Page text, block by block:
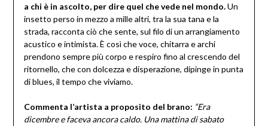
a chi è in ascolto, per dire quel che vede nel mondo.Un
insetto perso in mezzo a mille altri, tra la sua tana e la
strada, racconta ciò che sente, sul filo di un arrangiamento
acustico e intimista. È così che voce, chitarra e archi
prendono sempre più corpo e respiro fino al crescendo del
ritornello, che con dolcezza e disperazione, dipinge in punta
di blues, il tempo che viviamo.
Commenta l’artista a proposito del brano: “Era
dicembre e faceva ancora caldo. Una mattina di sabato